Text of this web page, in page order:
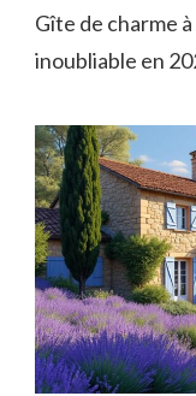
Gîte de charme
inoubliable en